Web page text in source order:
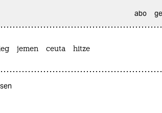
abo
jemen ceuta hitze